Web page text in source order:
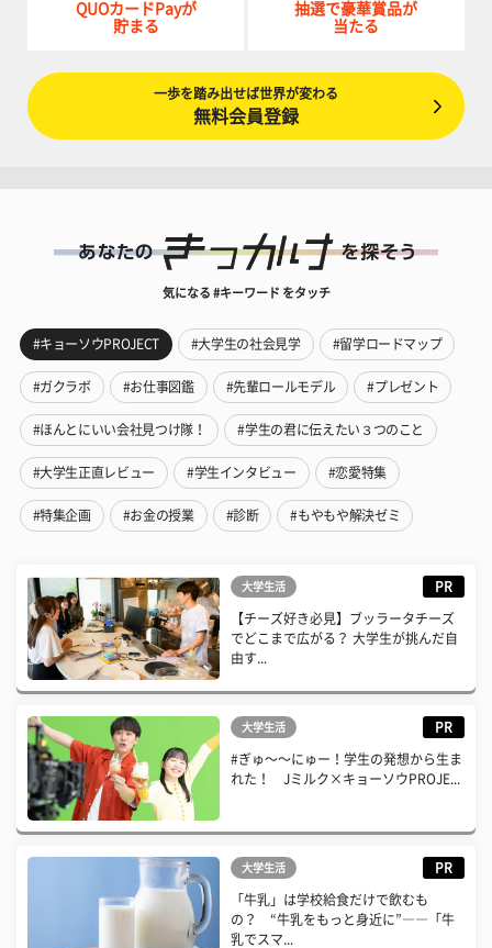
QUOカードPayが
貯まる
抽選で豪華賞品が
当たる
一歩を踏み出せば世界が変わる
無料会員登録
気になる #キーワード をタッチ
#キョーソウPROJECT #大学生の社会見学 #留学ロードマップ
#ガクラボ #お仕事図鑑 #先輩ロールモデル #プレゼント
#ほんとにいい会社見つけ隊！ #学生の君に伝えたい３つのこと
#大学生正直レビュー #学生インタビュー #恋愛特集
#特集企画 #お金の授業 #診断 #もやもや解決ゼミ
大学生活 PR
【チーズ好き必見】ブッラータチーズ
でどこまで広がる？ 大学生が挑んだ自
由す...
大学生活 PR
#ぎゅ〜〜にゅー！学生の発想から生ま
れた！ Jミルク×キョーソウPROJE...
大学生活 PR
「牛乳」は学校給食だけで飲むも
の？ “牛乳をもっと身近に”――「牛
乳でスマ...